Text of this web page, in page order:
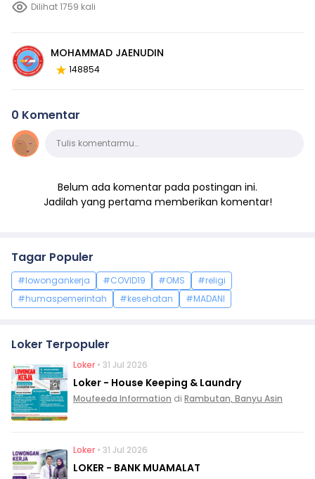
Dilihat 1759 kali
MOHAMMAD JAENUDIN
148854
0 Komentar
KomentarTulis komentarmu…
Belum ada komentar pada postingan ini.
Jadilah yang pertama memberikan komentar!
Tagar Populer
#lowongankerja #COVID19 #OMS
#religi
#humaspemerintah
#kesehatan #MADANI
Loker Terpopuler
Loker • 31 Jul 2026
Loker - House Keeping & Laundry
Moufeeda Information di Rambutan, Banyu Asin
Loker • 31 Jul 2026
LOKER - BANK MUAMALAT